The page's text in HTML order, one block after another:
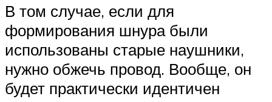
В том случае, если для
формирования шнура были
использованы старые наушники,
нужно обжечь провод. Вообще, он
будет практически идентичен